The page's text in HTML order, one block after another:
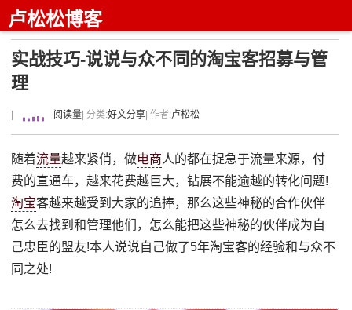
卢松松博客
实战技巧-说说与众不同的淘宝客招募与管
理
阅读量 | 分类:好文分享 | 作者:卢松松
随着流量越来紧俏，做电商人的都在捉急于流量来源，付
费的直通车，越来花费越巨大，钻展不能逾越的转化问题!
淘宝客越来越受到大家的追捧，那么这些神秘的合作伙伴
怎么去找到和管理他们，怎么能把这些神秘的伙伴成为自
己忠臣的盟友!本人说说自己做了5年淘宝客的经验和与众不
同之处!